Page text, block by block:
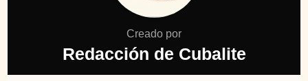
Creado por
Redacción de Cubalite